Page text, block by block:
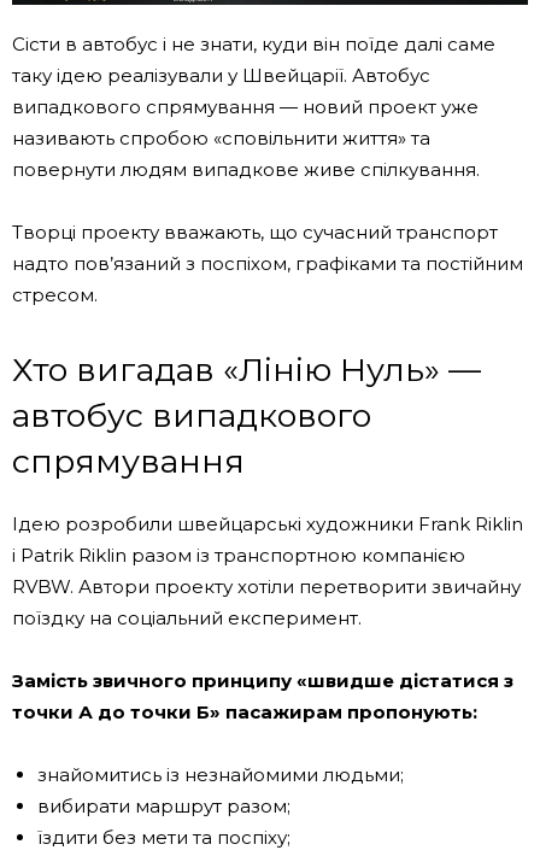
Сісти в автобус і не знати, куди він поїде далі саме
таку ідею реалізували у Швейцарії. Автобус
випадкового спрямування — новий проект уже
називають спробою «сповільнити життя» та
повернути людям випадкове живе спілкування.
Творці проекту вважають, що сучасний транспорт
надто пов’язаний з поспіхом, графіками та постійним
стресом.
Хто вигадав «Лінію Нуль» —
автобус випадкового
спрямування
Ідею розробили швейцарські художники Frank Riklin
і Patrik Riklin разом із транспортною компанією
RVBW. Автори проекту хотіли перетворити звичайну
поїздку на соціальний експеримент.
Замість звичного принципу «швидше дістатися з
точки А до точки Б» пасажирам пропонують:
знайомитись із незнайомими людьми;
вибирати маршрут разом;
їздити без мети та поспіху;